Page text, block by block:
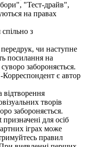
"Тест-драйв",
на правах
з
чи наступне
посилання на
забороняється.
Корреспондент є автор
відтворення
творів
забороняється.
для осіб
іграх може
правил